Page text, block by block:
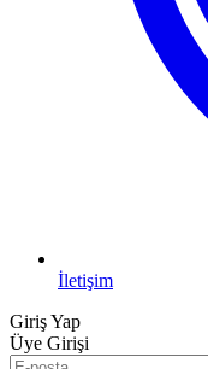
İletişim
Giriş Yap
Üye Girişi